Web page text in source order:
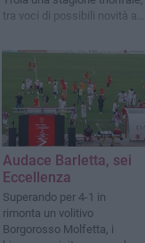
tra voci di possibili novità a
Audace Barletta, sei
Eccellenza
Superando per 4-1 in
rimonta un volitivo
Borgorosso Molfetta, i